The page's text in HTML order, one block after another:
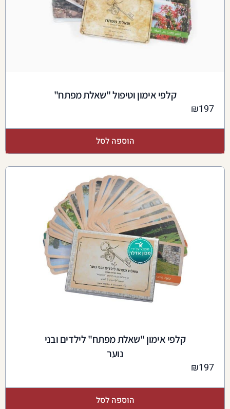
קלפי אימון וטיפול "שאלת מפתח"
₪197
הוספה לסל
קלפי אימון "שאלת מפתח" לילדים ובני
נוער
₪197
הוספה לסל